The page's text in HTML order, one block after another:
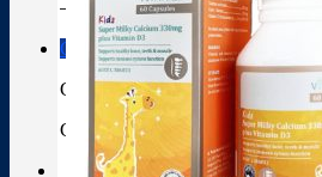
Giỏ hàng
Giỏ hàng
Chưa có sản phẩm trong giỏ hàng.